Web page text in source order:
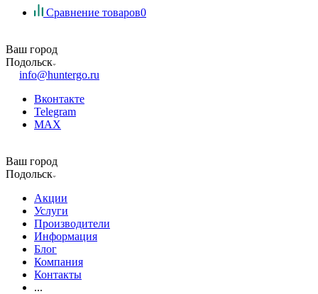
Сравнение товаров0
Ваш город
Подольск
info@huntergo.ru
Вконтакте
Telegram
MAX
Ваш город
Подольск
Акции
Услуги
Производители
Информация
Блог
Компания
Контакты
...